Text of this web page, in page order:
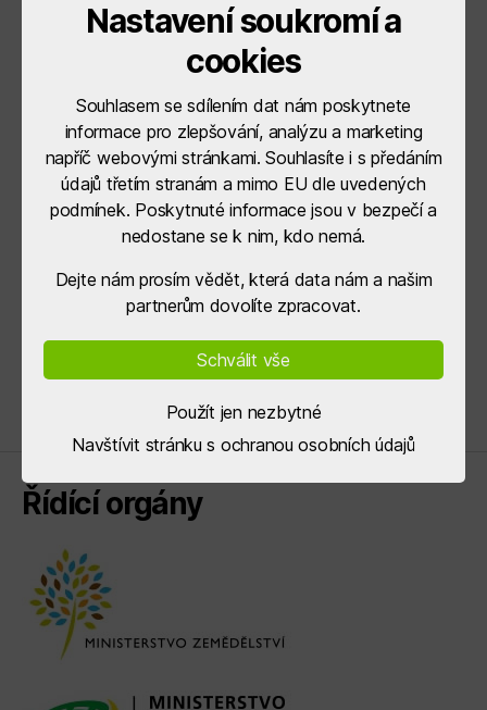
Šťásková, lektoři AROCHA Dobré
sraz v 9:30 na křižovatce Plasnice, Úhor
(křižovatka cest směr Sedloňov, Deštné,
Dobruška)
vstupné: 100 Kč
Seznam vybraných a nevybraných ŽOD
Pozvánka: 11.7. 2026 ZANIKLÁ OSADA
BUKOVÁ, ANEB PROMĚNA KRAJINY SUDET –
vycházka s výkladem
Řídící orgány
Nastavení soukromí a
cookies
Souhlasem se sdílením dat nám poskytnete
informace pro zlepšování, analýzu a marketing
napříč webovými stránkami. Souhlasíte i s předáním
údajů třetím stranám a mimo EU dle uvedených
podmínek. Poskytnuté informace jsou v bezpečí a
nedostane se k nim, kdo nemá.
Dejte nám prosím vědět, která data nám a našim
partnerům dovolíte zpracovat.
Schválit vše
Použít jen nezbytné
Navštívit stránku s ochranou osobních údajů